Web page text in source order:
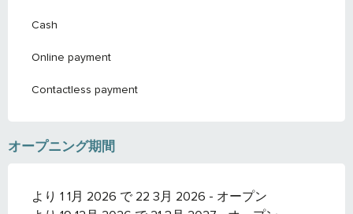
Cash
Online payment
Contactless payment
オープニング期間
より 1 1月 2026 で 22 3月 2026 - オープン